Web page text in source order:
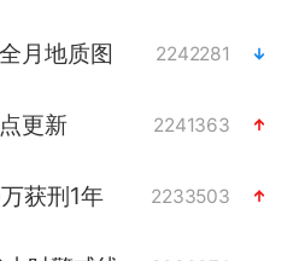
月地质图 2242281
更新 2241363
获刑1年 2233503